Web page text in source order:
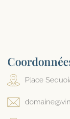
Place